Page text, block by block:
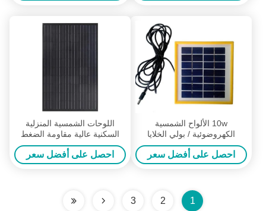
10w الألواح الشمسية
الكهروضوئية / بولي الخلايا
الشمسية المضادة - التآكل UL
1703 تصنيف النار
احصل على أفضل سعر
اللوحات الشمسية المنزلية
السكنية عالية مقاومة الضغط
كفاءة التحويل
احصل على أفضل سعر
1
2
3